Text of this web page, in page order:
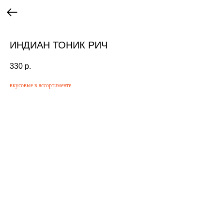
ИНДИАН ТОНИК РИЧ
330 р.
вкусовые в ассортименте